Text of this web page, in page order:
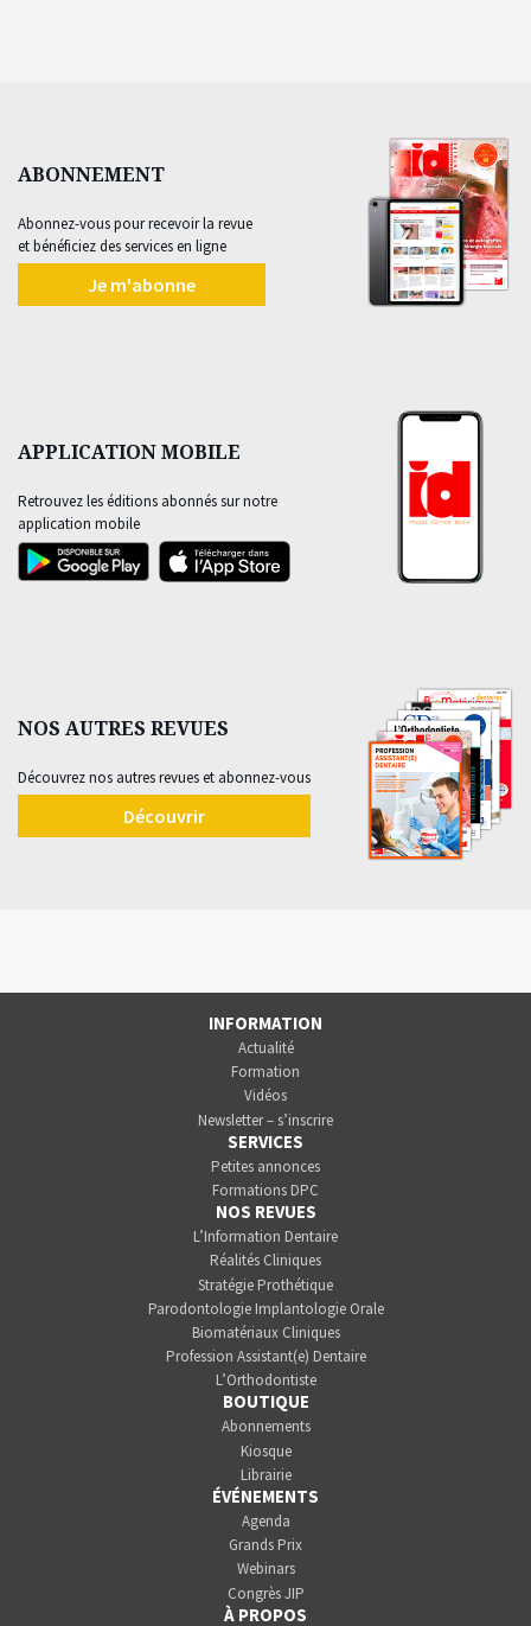
ABONNEMENT
Abonnez-vous pour recevoir la revue
et bénéficiez des services en ligne
Je m'abonne
APPLICATION MOBILE
Retrouvez les éditions abonnés sur notre
application mobile
NOS AUTRES REVUES
Découvrez nos autres revues et abonnez-vous
Découvrir
INFORMATION
Actualité
Formation
Vidéos
Newsletter – s’inscrire
SERVICES
Petites annonces
Formations DPC
NOS REVUES
L’Information Dentaire
Réalités Cliniques
Stratégie Prothétique
Parodontologie Implantologie Orale
Biomatériaux Cliniques
Profession Assistant(e) Dentaire
L’Orthodontiste
BOUTIQUE
Abonnements
Kiosque
Librairie
ÉVÉNEMENTS
Agenda
Grands Prix
Webinars
Congrès JIP
À PROPOS